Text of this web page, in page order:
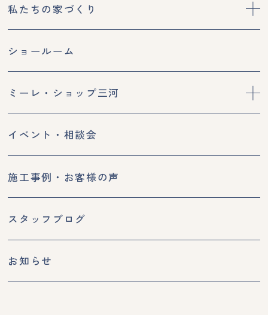
私たちの家づくり
ショールーム
ミーレ・ショップ三河
イベント・相談会
施工事例・お客様の声
スタッフブログ
お知らせ